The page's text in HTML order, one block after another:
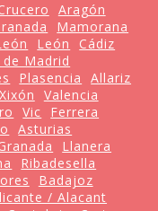
Aragón
Mamorana
León
Cádiz
de Madrid
Plasencia
Allariz
Valencia
Vic
Ferrera
Asturias
Llanera
Ribadesella
Badajoz
/ Alacant